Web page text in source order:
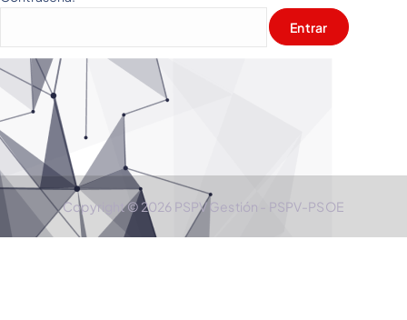
Copyright © 2026 PSPV Gestión - PSPV-PSOE